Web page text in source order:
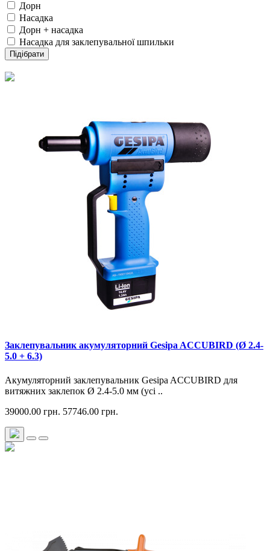
Дорн
Насадка
Дорн + насадка
Насадка для заклепувальної шпильки
Підібрати
Заклепувальник акумуляторний Gesipa ACCUBIRD (Ø 2.4-
5.0 + 6.3)
Акумуляторний заклепувальник Gesipa ACCUBIRD для
витяжних заклепок Ø 2.4-5.0 мм (усі ..
39000.00 грн. 57746.00 грн.